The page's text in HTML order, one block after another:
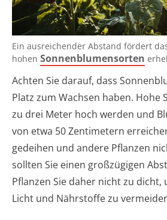
Ein ausreichender Abstand fördert
hohen Sonnenblumensorten
Achten Sie darauf, dass
Platz zum Wachsen haben. Hohe
zu drei Meter hoch werden und
von etwa 50 Zentimetern
gedeihen und andere Pflanzen
sollten Sie einen großzügigen
Pflanzen Sie daher nicht zu
Licht und Nährstoffe zu